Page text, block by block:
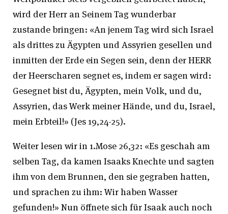
wird der Herr an Seinem Tag wunderbar
zustande bringen: «An jenem Tag wird sich Israel
als drittes zu Ägypten und Assyrien gesellen und
inmitten der Erde ein Segen sein, denn der HERR
der Heerscharen segnet es, indem er sagen wird:
Gesegnet bist du, Ägypten, mein Volk, und du,
Assyrien, das Werk meiner Hände, und du, Israel,
mein Erbteil!» (Jes 19,24-25).
Weiter lesen wir in 1.Mose 26,32: «Es geschah am
selben Tag, da kamen Isaaks Knechte und sagten
ihm von dem Brunnen, den sie gegraben hatten,
und sprachen zu ihm: Wir haben Wasser
gefunden!» Nun öffnete sich für Isaak auch noch